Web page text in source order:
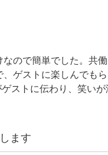
ので簡単でした。共
ゲストに楽しんでも
ストに伝わり、笑い
ます